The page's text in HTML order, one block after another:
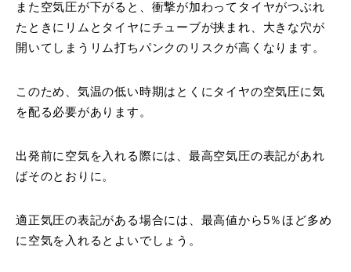
また空気圧が下がると、衝撃が加わってタイヤがつぶれ
たときにリムとタイヤにチューブが挟まれ、大きな穴が
開いてしまうリム打ちパンクのリスクが高くなります。
このため、気温の低い時期はとくにタイヤの空気圧に気
を配る必要があります。
出発前に空気を入れる際には、最高空気圧の表記があれ
ばそのとおりに。
適正気圧の表記がある場合には、最高値から5％ほど多め
に空気を入れるとよいでしょう。